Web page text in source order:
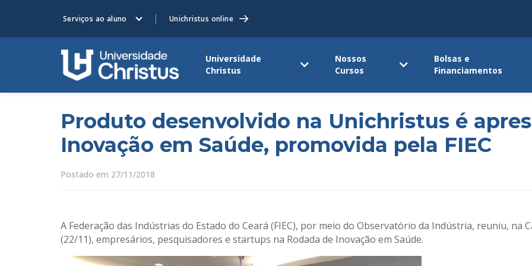
Serviços ao aluno Unichristus online
Universidade
Christus
Nossos
Cursos
Bolsas e
Financiamentos
Produto desenvolvido na Unichristus é
Inovação em Saúde, promovida pela FIEC
Postado em 27/11/2018
A Federação das Indústrias do Estado do Ceará (FIEC), por meio do Observatório da Indústria, reuniu,
(22/11), empresários, pesquisadores e startups na Rodada de Inovação em Saúde.